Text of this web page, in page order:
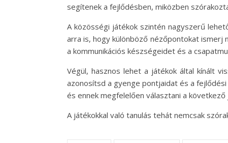
segítenek a fejlődésben, miközben
A közösségi játékok szintén nagyszerű
arra is, hogy különböző nézőpontokat ismerj
a kommunikációs készségeidet és a
Végül, hasznos lehet a játékok által kínált
azonosítsd a gyenge pontjaidat és a
és ennek megfelelően választani a következő
A játékokkal való tanulás tehát nemcsak